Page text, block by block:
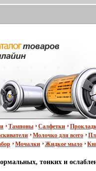
Тампоны Салфетки
Молочко для всего
Мочалки Жидкое мыло
тонких и